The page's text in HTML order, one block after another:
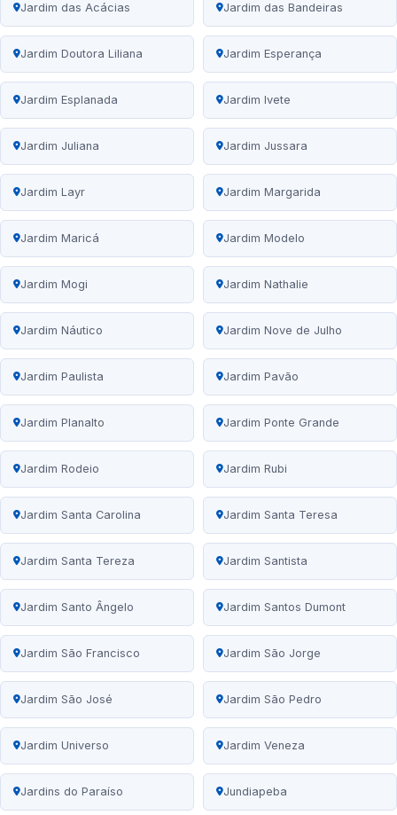
Jardim das Acácias Jardim das Bandeiras
Jardim Doutora Liliana Jardim Esperança
Jardim Esplanada Jardim Ivete
Jardim Juliana Jardim Jussara
Jardim Layr Jardim Margarida
Jardim Maricá Jardim Modelo
Jardim Mogi Jardim Nathalie
Jardim Náutico Jardim Nove de Julho
Jardim Paulista Jardim Pavão
Jardim Planalto Jardim Ponte Grande
Jardim Rodeio Jardim Rubi
Jardim Santa Carolina Jardim Santa Teresa
Jardim Santa Tereza Jardim Santista
Jardim Santo Ângelo Jardim Santos Dumont
Jardim São Francisco Jardim São Jorge
Jardim São José Jardim São Pedro
Jardim Universo Jardim Veneza
Jardins do Paraíso Jundiapeba